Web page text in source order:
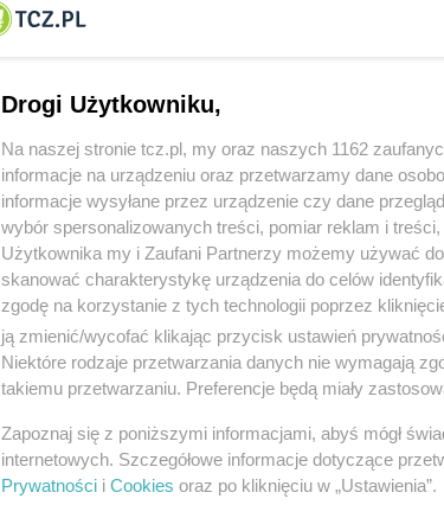
5312979
Kategoria: Nieruchomości
Numer wpisu 1111, wyświetleń: 5765
PRZYBLIŻONA LOKALIZACJA NA MAPIE
Drogi Użytkowniku,
Na naszej stronie tcz.pl, my oraz naszych 1162
informacje na urządzeniu oraz przetwarzamy dane
informacje wysyłane przez urządzenie czy dane
wybór spersonalizowanych treści, pomiar reklam i
Użytkownika my i Zaufani Partnerzy możemy używać
skanować charakterystykę urządzenia do celów
zgodę na korzystanie z tych technologii poprzez
ją zmienić/wycofać klikając przycisk ustawień
Niektóre rodzaje przetwarzania danych nie wymagają
takiemu przetwarzaniu. Preferencje będą miały
Zapoznaj się z poniższymi informacjami, abyś mógł
internetowych. Szczegółowe informacje dotyczące
Prywatności i Cookies oraz po kliknięciu w „Ustawienia”.